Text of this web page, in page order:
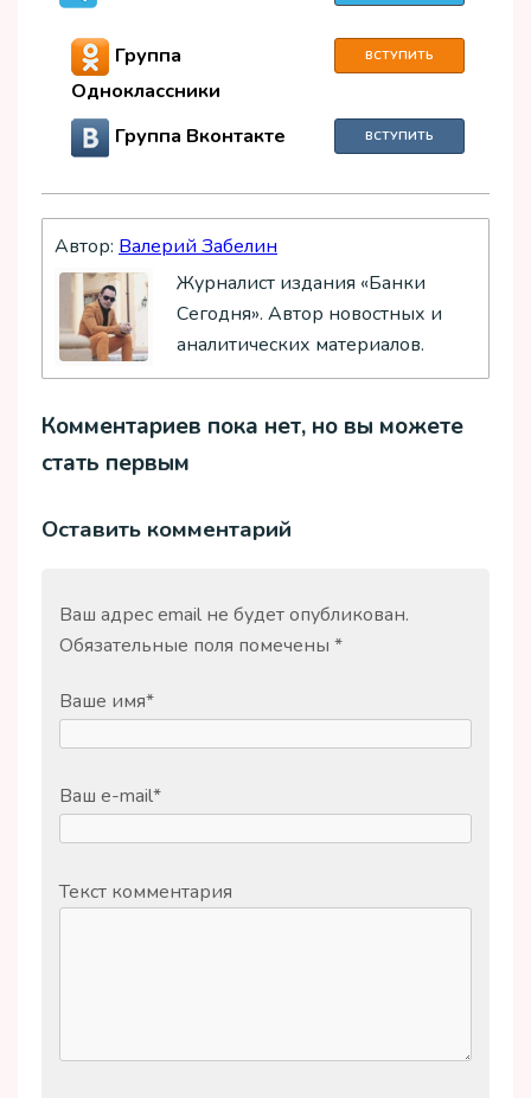
Группа
Одноклассники
ВСТУПИТЬ
Группа Вконтакте ВСТУПИТЬ
Автор: Валерий Забелин
Журналист издания «Банки
Сегодня». Автор новостных и
аналитических материалов.
Комментариев пока нет, но вы можете
стать первым
Оставить комментарий
Ваш адрес email не будет опубликован.
Обязательные поля помечены *
Ваше имя*
Ваш e-mail*
Текст комментария